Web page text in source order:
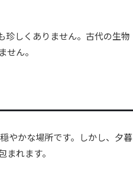
珍しくありません。古代の生物
ん。
やかな場所です。しかし、夕暮
れます。